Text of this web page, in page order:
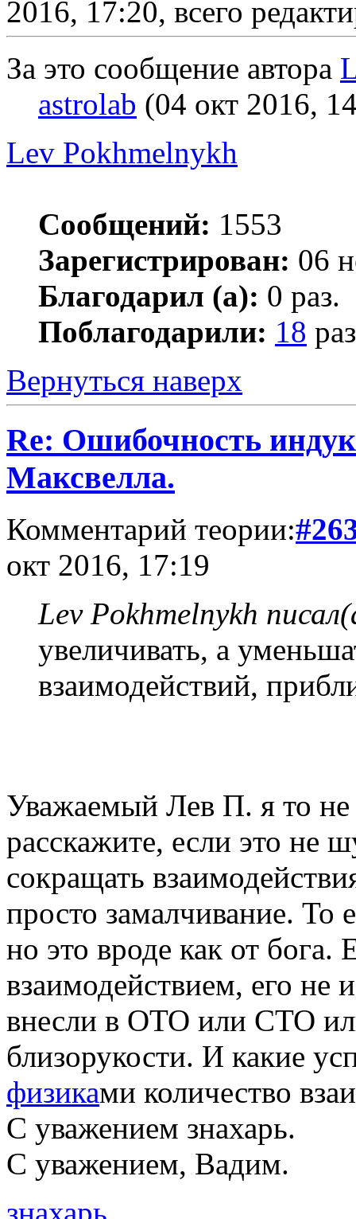
2016, 17:20, всего
За это сообщение автора
astrolab (04 окт 2016,
Lev Pokhmelnykh
Сообщений: 1553
Зарегистрирован: 06
Благодарил (а): 0 раз.
Поблагодарили: 18
Вернуться наверх
Re: Ошибочность
Максвелла.
Комментарий теории:
окт 2016, 17:19
Lev Pokhmelnykh
увеличивать, а
взаимодействий,
Уважаемый Лев П. я то не
расскажите, если это не
сокращать
просто замалчивание. То
но это вроде как от бога.
взаимодействием, его не
внесли в ОТО или СТО
близорукости. И какие
физиками количество
С уважением знахарь.
С уважением, Вадим.
знахарь